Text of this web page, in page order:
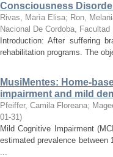
Consciousness
Rivas, Marìa Elisa; Ron,
Nacional De Cordoba,
Introduction: After suffering
rehabilitation programs. The
MusiMentes: Home-
impairment and mild
Pfeiffer, Camila Floreana;
01-31)
Mild Cognitive Impairment
estimated prevalence between
...